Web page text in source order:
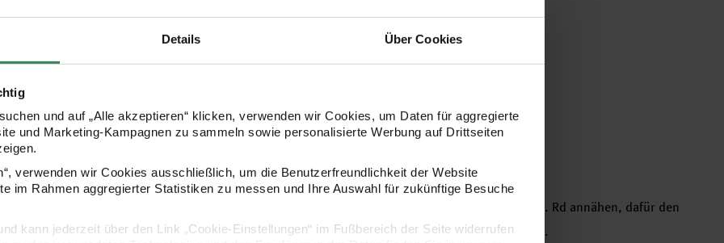
Details Über Cookies
und auf „Alle akzeptieren“ klicken, verwenden wir Cookies, um Daten für aggregierte
und Marketing-Kampagnen zu sammeln sowie personalisierte Werbung auf Drittseiten
verwenden wir Cookies ausschließlich, um die Benutzerfreundlichkeit der Website
im Rahmen aggregierter Statistiken zu messen und Ihre Auswahl für zukünftige Besuche
kann jederzeit über den Link „Cookie-Einstellungen“ im Fußbereich der Seite widerrufen
5. Rd: Fe M häkeln.
6. Rd: Jede 4. M verdoppeln = 30 M.
7. – 8. Rd: Fe M häkeln.
10. – 12. Rd: Fe M häkeln.
13. Rd: Jede 6. M verdoppeln = 42 M.
16. Rd: Jede 7. M verdoppeln = 48 M.
Die Knopfaugen wie abgebildet zwischen der 13. und 14. Rd annähen, dafür den
Knopf durch die M stechen und von innen fest annähen.